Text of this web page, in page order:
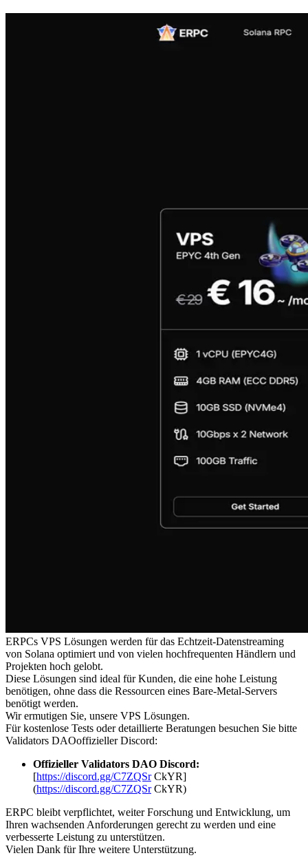
ERPCs VPS Lösungen werden für das Echtzeit-Datenstreaming
von Solana optimiert und von vielen hochfrequenten Händlern und
Projekten hoch gelobt.
Diese Lösungen sind ideal für Kunden, die eine hohe Leistung
benötigen, ohne dass die Ressourcen eines Bare-Metal-Servers
benötigt werden.
Wir ermutigen Sie, unsere VPS Lösungen.
Für kostenlose Tests oder detaillierte Beratungen besuchen Sie bitte
Validators DAOoffizieller Discord:
Offizieller Validators DAO Discord:
[https://discord.gg/C7ZQSrCkYR]
(https://discord.gg/C7ZQSrCkYR)
ERPC bleibt verpflichtet, weiter Forschung und Entwicklung, um
Ihren wachsenden Anforderungen gerecht zu werden und eine
verbesserte Leistung zu unterstützen.
Vielen Dank für Ihre weitere Unterstützung.